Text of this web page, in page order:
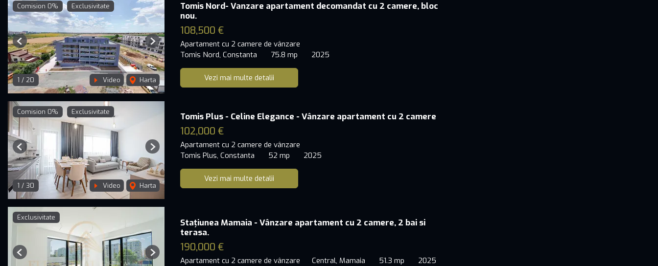
Comision 0% Exclusivitate
1 / 20 Video Harta
Previous Next
Tomis Nord- Vanzare apartament decomandat cu 2 camere, bloc
nou.
108,500 €
Apartament cu 2 camere de vânzare
Tomis Nord, Constanta
75.8 mp 2025
Vezi mai multe detalii
Comision 0% Exclusivitate
1 / 30 Video Harta
Previous Next
Tomis Plus - Celine Elegance - Vânzare apartament cu 2 camere
102,000 €
Apartament cu 2 camere de vânzare
Tomis Plus, Constanta
52 mp 2025
Vezi mai multe detalii
Exclusivitate
Previous Next
Stațiunea Mamaia - Vânzare apartament cu 2 camere, 2 bai si
terasa.
190,000 €
Apartament cu 2 camere de vânzare Central, Mamaia 51.3 mp 2025